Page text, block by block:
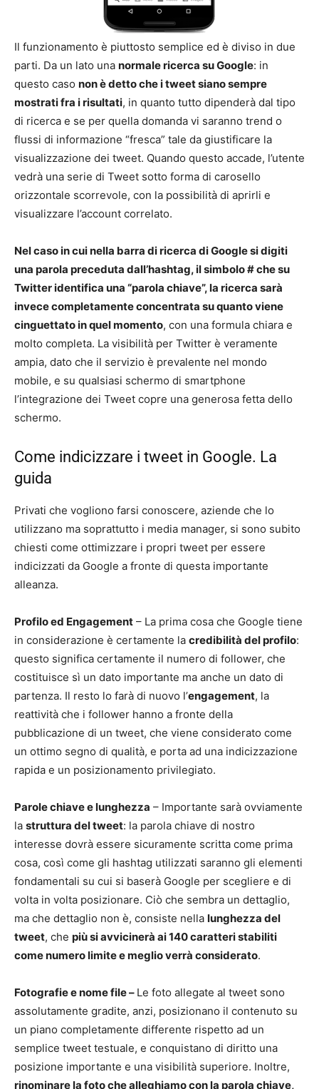
Il funzionamento è piuttosto semplice ed è diviso in due
parti. Da un lato una normale ricerca su Google: in
questo caso non è detto che i tweet siano sempre
mostrati fra i risultati, in quanto tutto dipenderà dal tipo
di ricerca e se per quella domanda vi saranno trend o
flussi di informazione “fresca” tale da giustificare la
visualizzazione dei tweet. Quando questo accade, l’utente
vedrà una serie di Tweet sotto forma di carosello
orizzontale scorrevole, con la possibilità di aprirli e
visualizzare l’account correlato.
Nel caso in cui nella barra di ricerca di Google si digiti
una parola preceduta dall’hashtag, il simbolo # che su
Twitter identifica una “parola chiave”, la ricerca sarà
invece completamente concentrata su quanto viene
cinguettato in quel momento, con una formula chiara e
molto completa. La visibilità per Twitter è veramente
ampia, dato che il servizio è prevalente nel mondo
mobile, e su qualsiasi schermo di smartphone
l’integrazione dei Tweet copre una generosa fetta dello
schermo.
Come indicizzare i tweet in Google. La
guida
Privati che vogliono farsi conoscere, aziende che lo
utilizzano ma soprattutto i media manager, si sono subito
chiesti come ottimizzare i propri tweet per essere
indicizzati da Google a fronte di questa importante
alleanza.
Profilo ed Engagement – La prima cosa che Google tiene
in considerazione è certamente la credibilità del profilo:
questo significa certamente il numero di follower, che
costituisce sì un dato importante ma anche un dato di
partenza. Il resto lo farà di nuovo l’engagement, la
reattività che i follower hanno a fronte della
pubblicazione di un tweet, che viene considerato come
un ottimo segno di qualità, e porta ad una indicizzazione
rapida e un posizionamento privilegiato.
Parole chiave e lunghezza – Importante sarà ovviamente
la struttura del tweet: la parola chiave di nostro
interesse dovrà essere sicuramente scritta come prima
cosa, così come gli hashtag utilizzati saranno gli elementi
fondamentali su cui si baserà Google per scegliere e di
volta in volta posizionare. Ciò che sembra un dettaglio,
ma che dettaglio non è, consiste nella lunghezza del
tweet, che più si avvicinerà ai 140 caratteri stabiliti
come numero limite e meglio verrà considerato.
Fotografie e nome file – Le foto allegate al tweet sono
assolutamente gradite, anzi, posizionano il contenuto su
un piano completamente differente rispetto ad un
semplice tweet testuale, e conquistano di diritto una
posizione importante e una visibilità superiore. Inoltre,
rinominare la foto che alleghiamo con la parola chiave,